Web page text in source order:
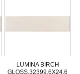
LUMINA BIRCH
GLOSS,32399,6X24,6